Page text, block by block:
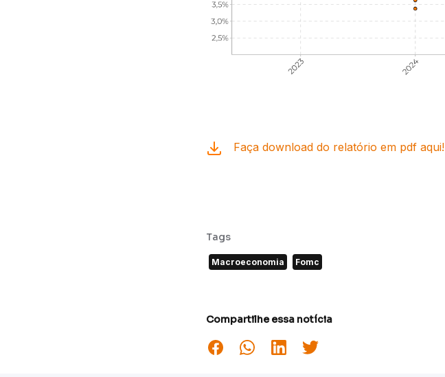
Faça download do relatório em pdf aqui!
Tags
Macroeconomia Fomc
Compartilhe essa notícia